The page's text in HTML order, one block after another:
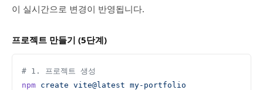
이 실시간으로 변경이 반영됩니다.
프로젝트 만들기 (5단계)
# 1. 프로젝트 생성
npm create vite@latest my-portfolio